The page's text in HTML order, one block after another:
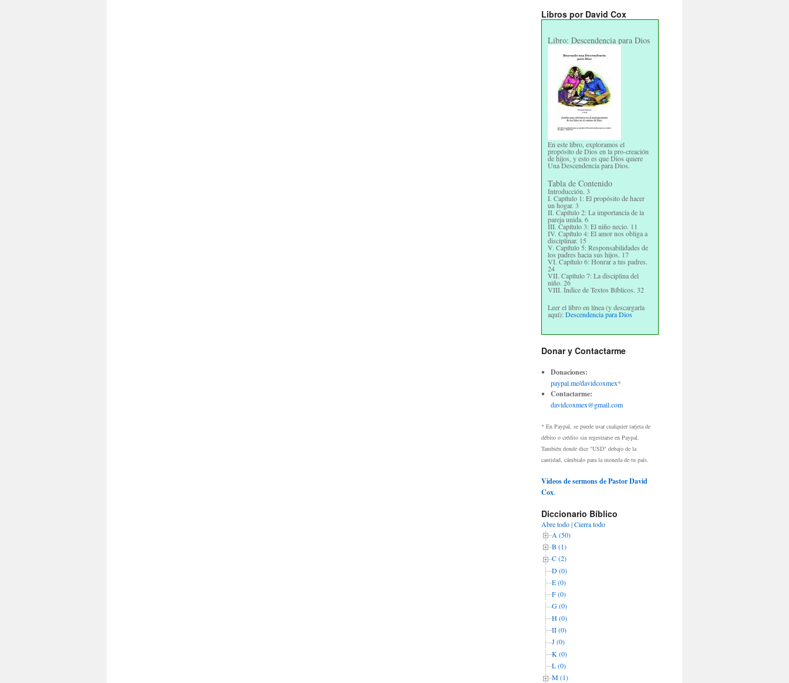
Libros por David Cox
Libro: Descendencia para Dios
En este libro, exploramos el
propósito de Dios en la pro-creación
de hijos, y esto es que Dios quiere
Una Descendencia para Dios.
Tabla de Contenido
Introducción. 3
I. Capítulo 1: El propósito de hacer
un hogar. 3
II. Capítulo 2: La importancia de la
pareja unida. 6
III. Capítulo 3: El niño necio. 11
IV. Capítulo 4: El amor nos obliga a
disciplinar. 15
V. Capítulo 5: Responsabilidades de
los padres hacia sus hijos. 17
VI. Capítulo 6: Honrar a tus padres.
24
VII. Capítulo 7: La disciplina del
niño. 26
VIII. Índice de Textos Bíblicos. 32
Leer el libro en línea (y descargarla
aquí):Descendencia para Dios
Donar y Contactarme
Donaciones:
paypal.me/davidcoxmex*
Contactarme:
davidcoxmex@gmail.com
* En Paypal, se puede usar cualquier tarjeta de
débito o crédito sin regestrarse en Paypal.
También donde dice "USD" debajo de la
cantidad, cámbialo para la moneda de tu país.
Videos de sermons de Pastor David
Cox.
Diccionario Bíblico
Abre todo|Cierra todo
A (50)
B (1)
C (2)
D (0)
E (0)
F (0)
G (0)
H (0)
II (0)
J (0)
K (0)
L (0)
M (1)